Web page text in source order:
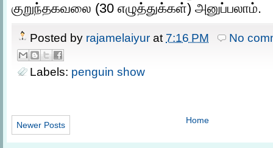
குறுந்தகவலை (30 எழுத்துக்கள்) அனுப்பலாம்.
Posted by rajamelaiyur at 7:16 PM No
Labels: penguin show
Newer Posts Home